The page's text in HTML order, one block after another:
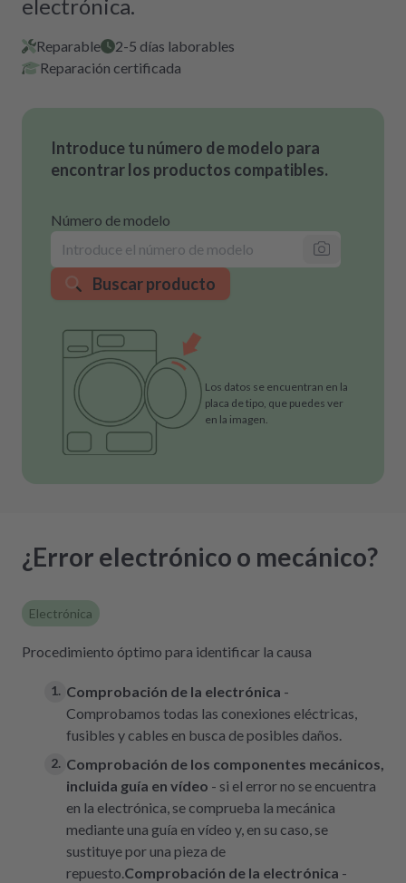
electrónica.
Reparable
2-5 días laborables
Reparación certificada
Introduce tu número de modelo para
encontrar los productos compatibles.
Número de modelo
Buscar producto
Los datos se encuentran en la
placa de tipo, que puedes ver
en la imagen.
¿Error electrónico o mecánico?
Electrónica
Procedimiento óptimo para identificar la causa
Comprobación de la electrónica -
Comprobamos todas las conexiones eléctricas,
fusibles y cables en busca de posibles daños.
Comprobación de los componentes mecánicos,
incluida guía en vídeo - si el error no se encuentra
en la electrónica, se comprueba la mecánica
mediante una guía en vídeo y, en su caso, se
sustituye por una pieza de
repuesto.Comprobación de la electrónica -